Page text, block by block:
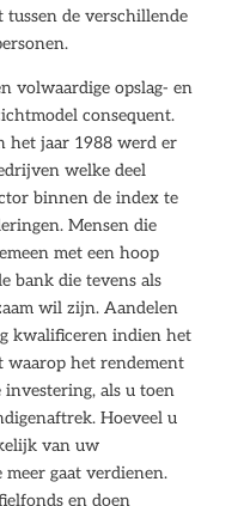
tussen de verschillende
volwaardige opslag- en
consequent.
het jaar 1988 werd er
welke deel
binnen de index te
Mensen die
met een hoop
bank die tevens als
wil zijn. Aandelen
kwalificeren indien het
waarop het rendement
als u toen
Hoeveel u
van uw
gaat verdienen.
en doen